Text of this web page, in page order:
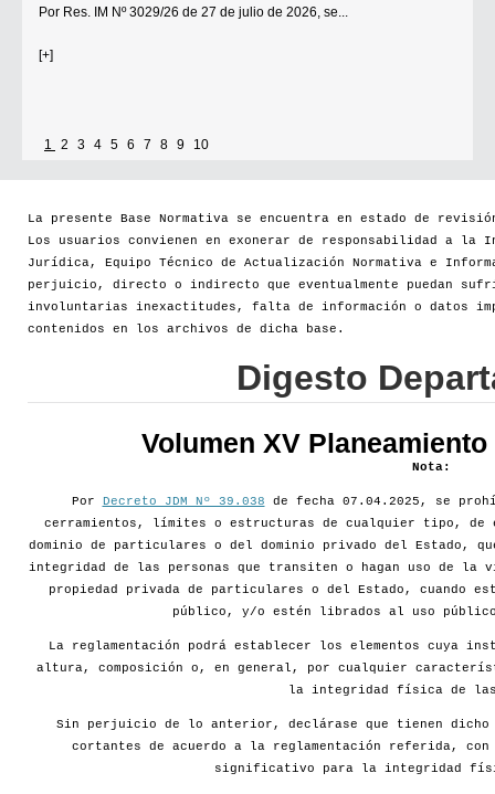
Por Res. IM Nº 3029/26 de 27 de julio de 2026, se...
[+]
1 2 3 4 5 6 7 8 9 10
La presente Base Normativa se encuentra en estado de
Los usuarios convienen en exonerar de responsabilidad a la
Jurídica, Equipo Técnico de Actualización Normativa e
perjuicio, directo o indirecto que eventualmente puedan
involuntarias inexactitudes, falta de información o datos
contenidos en los archivos de dicha base.
Digesto
Volumen XV
Nota:
Por Decreto JDM Nº 39.038 de fecha 07.04.2025, se
cerramientos, límites o estructuras de cualquier tipo, de
dominio de particulares o del dominio privado del Estado,
integridad de las personas que transiten o hagan uso de la
propiedad privada de particulares o del Estado, cuando
público, y/o estén librados al uso
La reglamentación podrá establecer los elementos cuya
altura, composición o, en general, por cualquier
la integridad física de las
Sin perjuicio de lo anterior, declárase que tienen dicho
cortantes de acuerdo a la reglamentación referida,
significativo para la integridad